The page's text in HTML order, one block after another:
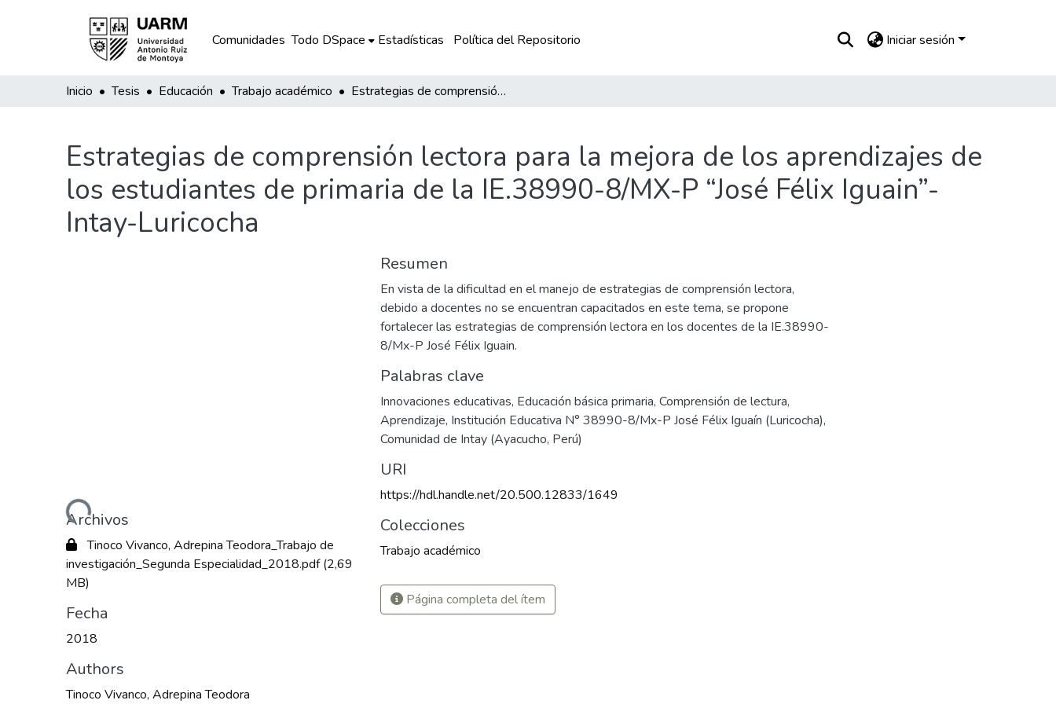
Comunidades Todo DSpace Estadísticas Política del Repositorio Iniciar sesión
Inicio Tesis Educación Trabajo académico Estrategias de comprensión lectora para la mejora de los aprendizajes de los estudiantes de primaria de la IE.38990-8/MX-P “José Félix Iguain”-Intay-Luricocha
Estrategias de comprensión lectora para la mejora de los aprendizajes de
los estudiantes de primaria de la IE.38990-8/MX-P “José Félix Iguain”-
Intay-Luricocha
Cargando...Archivos
Tinoco Vivanco, Adrepina Teodora_Trabajo de
investigación_Segunda Especialidad_2018.pdf(2,69
MB)
Fecha
2018
Authors
Tinoco Vivanco, Adrepina Teodora
Resumen
En vista de la dificultad en el manejo de estrategias de comprensión lectora,
debido a docentes no se encuentran capacitados en este tema, se propone
fortalecer las estrategias de comprensión lectora en los docentes de la IE.38990-
8/Mx-P José Félix Iguain.
Palabras clave
Innovaciones educativas, Educación básica primaria, Comprensión de lectura,
Aprendizaje, Institución Educativa N° 38990-8/Mx-P José Félix Iguaín (Luricocha),
Comunidad de Intay (Ayacucho, Perú)
URI
https://hdl.handle.net/20.500.12833/1649
Colecciones
Trabajo académico
Página completa del ítem